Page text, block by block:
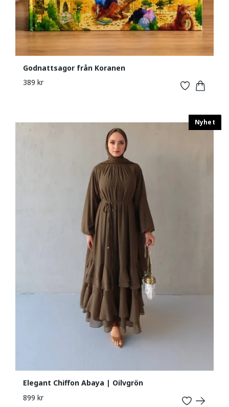
Godnattsagor från Koranen
389 kr
Elegant Chiffon Abaya | Oilvgrön
899 kr
Nyhet